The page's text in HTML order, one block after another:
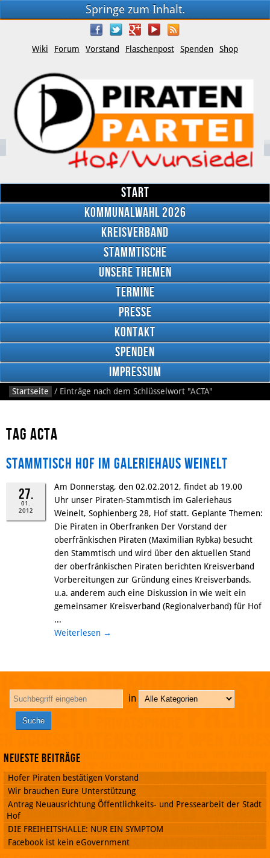
Springe zum Inhalt.
Twitter
Google
Plus
YouTube
RSS
Wiki Forum Vorstand Flaschenpost Spenden Shop
Start
Kommunalwahl 2026
Kreisverband
Stammtische
Unsere Themen
Termine
Presse
Kontakt
Spenden
Impressum
Startseite / Einträge nach dem Schlüsselwort "ACTA"
Tag ACTA
Stammtisch Hof im Galeriehaus Weinelt
27.
01.
2012
Am Donnerstag, den 02.02.2012, findet ab 19.00
Uhr unser Piraten-Stammtisch im Galeriehaus
Weinelt, Sophienberg 28, Hof statt. Geplante Themen:
Die Piraten in Oberfranken Der Vorstand der
oberfränkischen Piraten (Maximilian Rybka) besucht
den Stammtisch und wird über den aktuellen Stand
der oberfränkischen Piraten berichten Kreisverband
Vorbereitungen zur Gründung eines Kreisverbands.
u.a. anderem auch eine Diskussion in wie weit ein
gemeinsamer Kreisverband (Regionalverband) für Hof
...
Weiterlesen →
in
Neueste Beiträge
Hofer Piraten bestätigen Vorstand
Wir brauchen Eure Unterstützung
Antrag Neuausrichtung Öffentlichkeits- und Pressearbeit der Stadt
Hof
DIE FREIHEITSHALLE: NUR EIN SYMPTOM
Facebook ist kein eGovernment